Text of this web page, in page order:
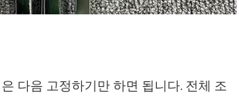
다음 고정하기만 하면 됩니다. 전체 조